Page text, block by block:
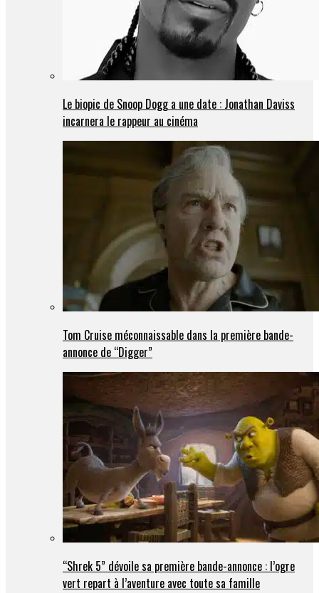
Le biopic de Snoop Dogg a une date : Jonathan Daviss
incarnera le rappeur au cinéma
Tom Cruise méconnaissable dans la première bande-
annonce de “Digger”
“Shrek 5” dévoile sa première bande-annonce : l’ogre
vert repart à l’aventure avec toute sa famille